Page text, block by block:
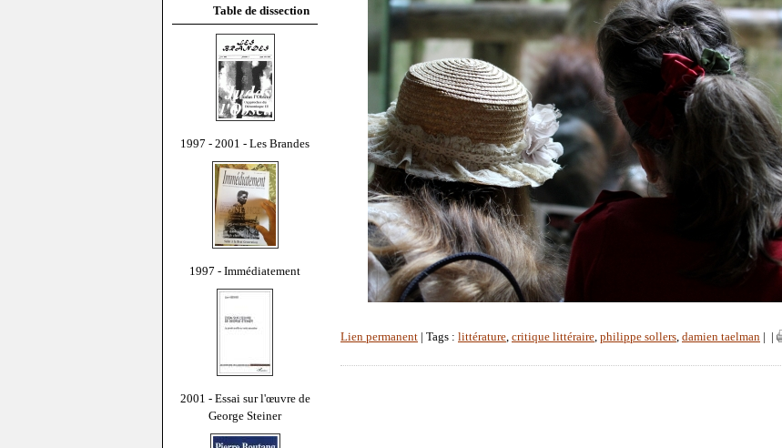
Table de dissection
1997 - 2001 - Les Brandes
1997 - Immédiatement
2001 - Essai sur l'œuvre de
George Steiner
Lien permanent | Tags : littérature, critique littéraire, philippe sollers, damien taelman